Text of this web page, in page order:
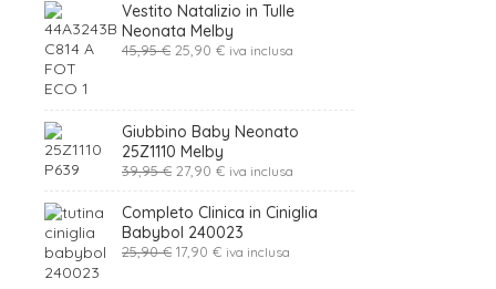
Vestito Natalizio in Tulle
Neonata Melby
45,95€ Il
25,90 €Il iva inclusa
Giubbino Baby Neonato
25Z1110 Melby
39,95€ Il
originale
era:
39,95 €.
27,90 €Il
attuale
è:
27,90 €.
iva inclusa
Completo Clinica in Ciniglia
Babybol 240023
25,90€ Il17,90 €Il iva inclusa